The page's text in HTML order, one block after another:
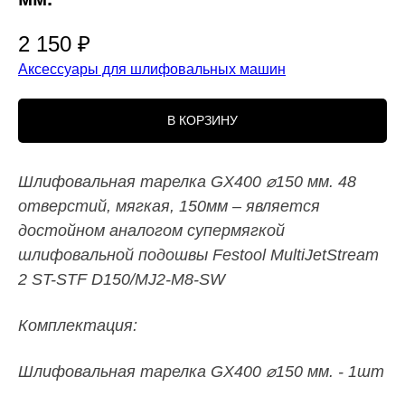
2 150 ₽
Аксессуары для шлифовальных машин
В КОРЗИНУ
Шлифовальная тарелка GX400 ⌀150 мм. 48
отверстий, мягкая, 150мм – является
достойном аналогом супермягкой
шлифовальной подошвы Festool MultiJetStream
2 ST-STF D150/MJ2-M8-SW
Комплектация:
Шлифовальная тарелка GX400 ⌀150 мм. - 1шт